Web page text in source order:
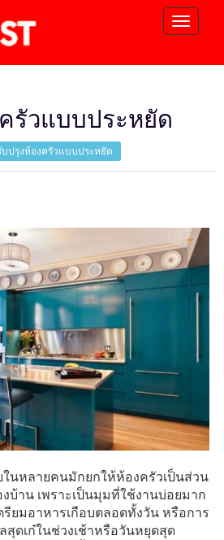
รัวแบบประหยัด
บปรุงห้องครัวแบบประหยัด
นหลายคนมักยกให้ห้องครัวเป็นส่วน
าน เพราะเป็นมุมที่ใช้งานบ่อยมาก
รียมอาหารเกือบตลอดทั้งวัน หรือการ
สุดเก๋ในช่วงเช้าหรือวันหยุดสุด